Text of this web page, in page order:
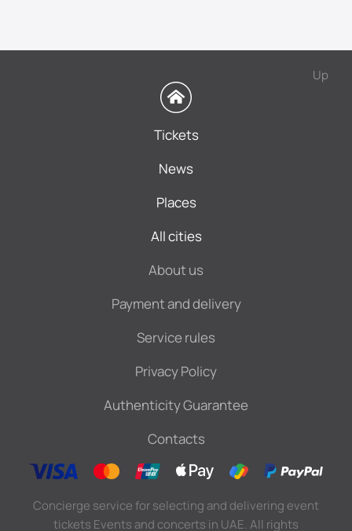
Up
Tickets
News
Places
All cities
About us
Payment and delivery
Service rules
Privacy Policy
Authenticity Guarantee
Contacts
Concierge service for selecting and delivering event
tickets Events and concerts in UAE. All rights